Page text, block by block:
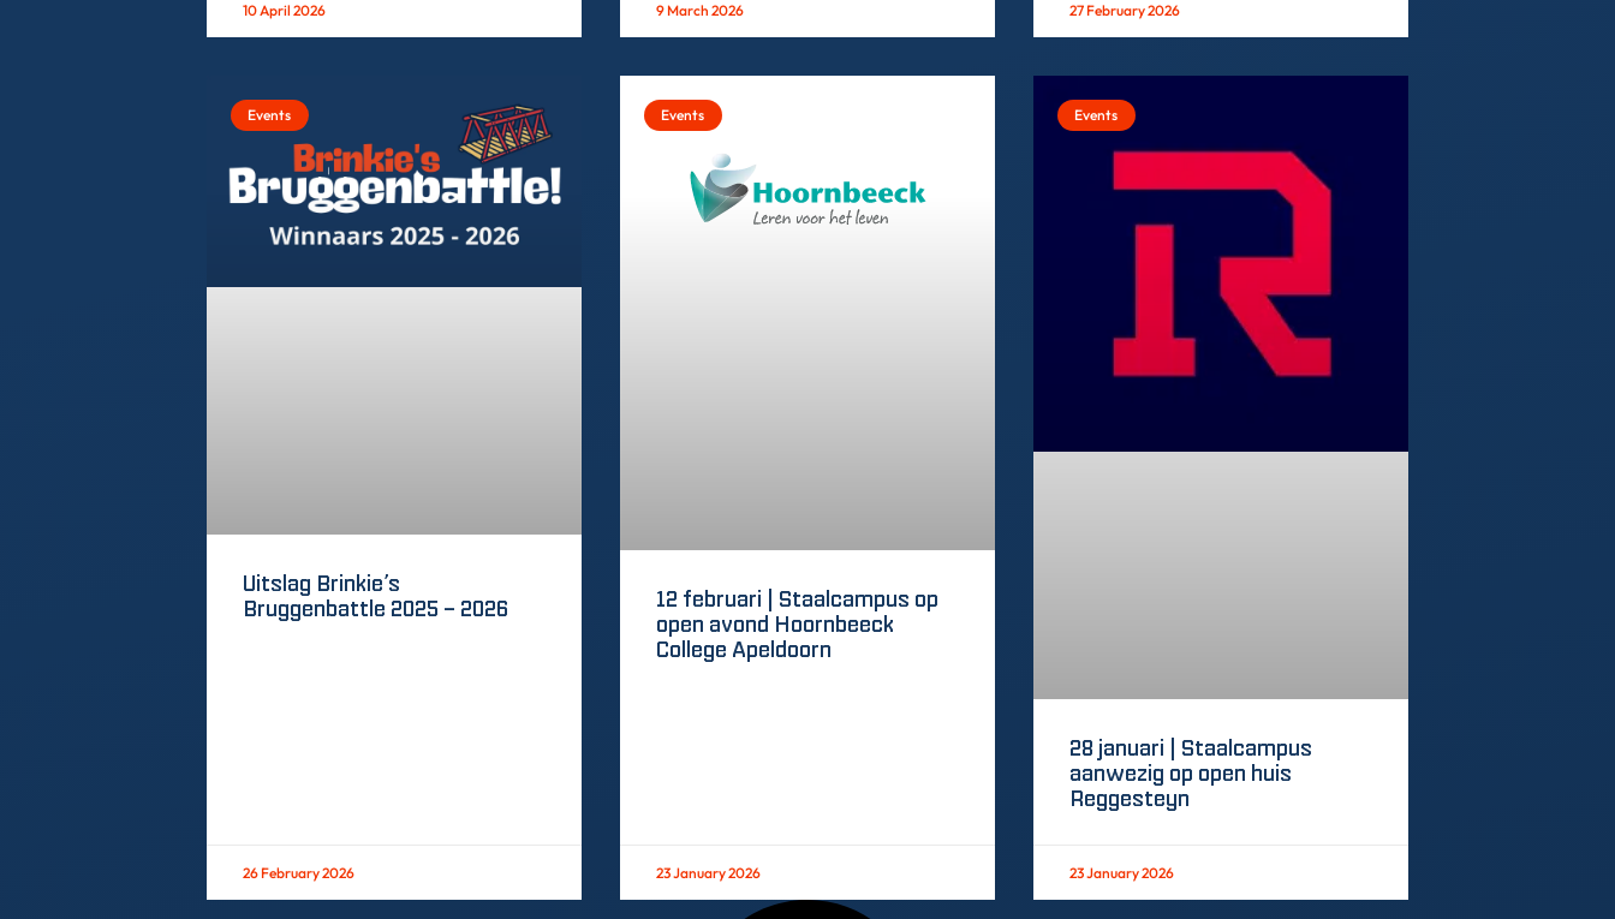
10 April 2026 9 March 2026 27 February 2026
Events
Uitslag Brinkie’s
Bruggenbattle 2025 – 2026
26 February 2026
Events
12 februari | Staalcampus op
open avond Hoornbeeck
College Apeldoorn
23 January 2026
Events
28 januari | Staalcampus
aanwezig op open huis
Reggesteyn
23 January 2026